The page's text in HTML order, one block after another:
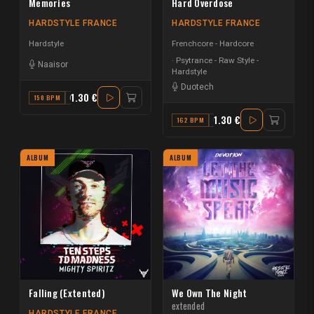
HARDSTYLE FRANCE
Hardstyle
Naaisor
150 BPM C MINOR
1.30 €
HARDSTYLE FRANCE
Frenchcore - Hardcore
Psytrance - Raw Style -
Hardstyle
Duotech
162 BPM G1.30 €
ALBUM
Falling (Extented)
ALBUM
We Own The Night
extended